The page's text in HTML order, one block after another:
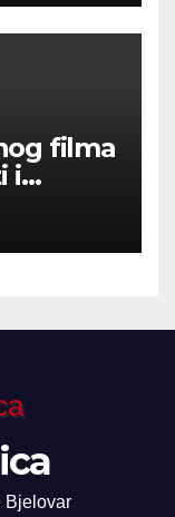
filma
i
Bjelovar